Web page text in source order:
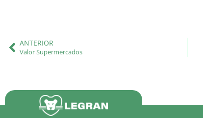
ANTERIOR
Valor Supermercados